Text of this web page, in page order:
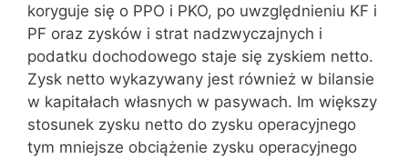
koryguje się o PPO i PKO, po uwzględnieniu KF i
PF oraz zysków i strat nadzwyczajnych i
podatku dochodowego staje się zyskiem netto.
Zysk netto wykazywany jest również w bilansie
w kapitałach własnych w pasywach. Im większy
stosunek zysku netto do zysku operacyjnego
tym mniejsze obciążenie zysku operacyjnego